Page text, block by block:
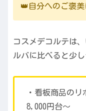
👑自分へのご褒美
コスメデコルテは
ルバに比べると少
・看板商品のリ
8,000円台〜